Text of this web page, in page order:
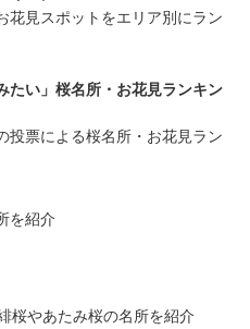
花見スポットをエリア別にラン
たい」桜名所・お花見ランキン
投票による桜名所・お花見ラン
を紹介
桜やあたみ桜の名所を紹介